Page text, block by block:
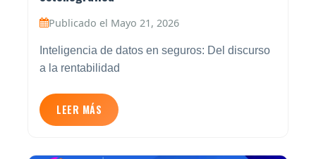
Publicado el Mayo 21, 2026
Inteligencia de datos en seguros: Del discurso
a la rentabilidad
LEER MÁS